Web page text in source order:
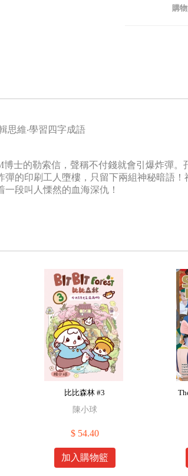
購
思維‧學習四字成語
士的勒索信，聲稱不付錢就會引爆炸彈
彈的印刷工人墮樓，只留下兩組神秘暗語
一段叫人慄然的血海深仇！
比比森林 #3
陳小球
$ 54.40
加入購物籃